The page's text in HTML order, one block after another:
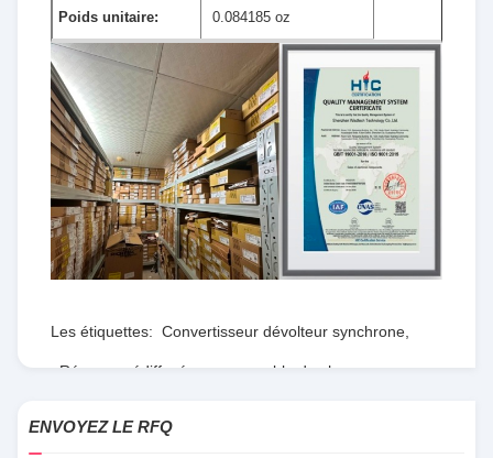
Poids unitaire: 0.084185 oz
Les étiquettes: Convertisseur dévolteur synchrone
Réseau prédiffusé programmable de champ,
ENVOYEZ LE RFQ